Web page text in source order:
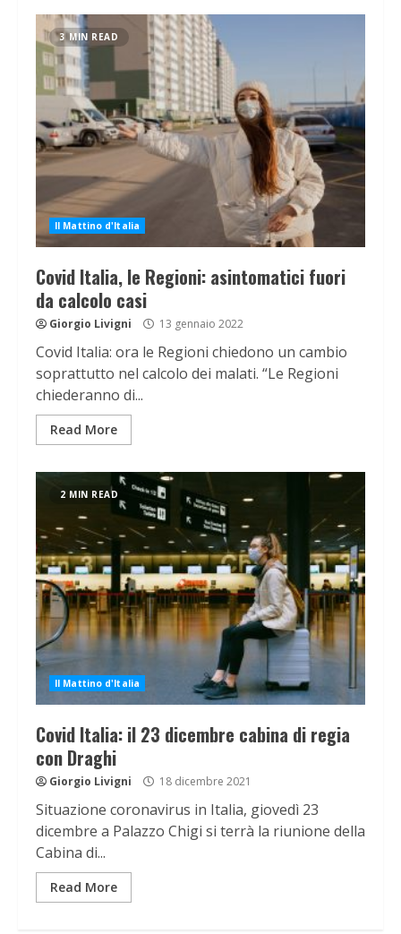
3 MIN READ
Il Mattino d'Italia
Covid Italia, le Regioni: asintomatici fuori
da calcolo casi
Giorgio Livigni 13 gennaio 2022
Covid Italia: ora le Regioni chiedono un cambio
soprattutto nel calcolo dei malati. “Le Regioni
chiederanno di...
Read More
2 MIN READ
Il Mattino d'Italia
Covid Italia: il 23 dicembre cabina di regia
con Draghi
Giorgio Livigni 18 dicembre 2021
Situazione coronavirus in Italia, giovedì 23
dicembre a Palazzo Chigi si terrà la riunione della
Cabina di...
Read More